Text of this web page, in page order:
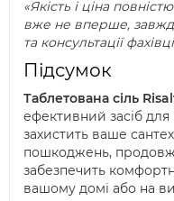
«Якість і ціна
вже не вперше,
та консультації
Підсумок
Таблетована сіль
ефективний засіб
захистить ваше
пошкоджень,
забезпечить
вашому домі або на